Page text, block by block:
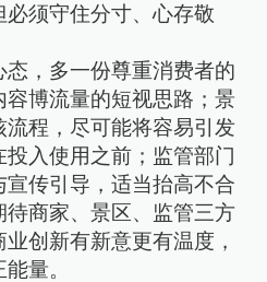
须守住分寸、心存敬
，多一份尊重消费者的
博流量的短视思路；景
程，尽可能将容易引发
入使用之前；监管部门
传引导，适当抬高不合
商家、景区、监管三方
创新有新意更有温度，
量。